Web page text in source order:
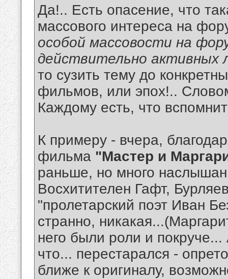
Да!.. Есть опасение, что
массового интереса на
особой массовости на
действительно активных
то сузить тему до
фильмов, или эпох!..
Каждому есть, что
К примеру - вчера,
фильма "Мастер и
раньше, но много
Восхитителен Гафт,
"пролетарский поэт Иван
странно,
него были роли и
что... перестарался -
ближе к оригиналу,